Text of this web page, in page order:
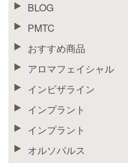
BLOG
PMTC
おすすめ商品
アロマフェイシャル
インビザライン
インプラント
インプラント
オルソパルス